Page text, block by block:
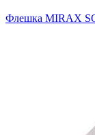
Флешка MIRAX